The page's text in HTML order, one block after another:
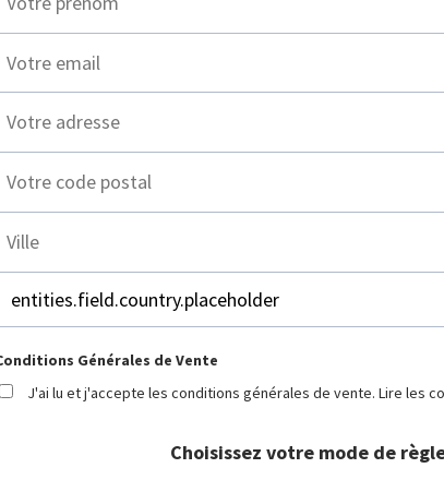
Générales de Vente
J'ai lu et j'accepte les conditions générales de vente. Lire les
Choisissez votre mode de